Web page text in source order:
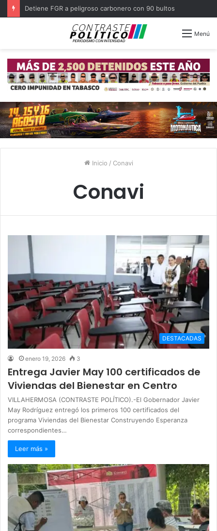
Detiene FGR a peligroso carbonero con 90 bultos
Menú
Inicio / Conavi
Conavi
DESTACADAS
enero 19, 2026 3
Entrega Javier May 100 certificados de
Viviendas del Bienestar en Centro
VILLAHERMOSA (CONTRASTE POLÍTICO).-El Gobernador Javier
May Rodríguez entregó los primeros 100 certificados del
programa Viviendas del Bienestar Construyendo Esperanza
correspondientes…
Leer más »